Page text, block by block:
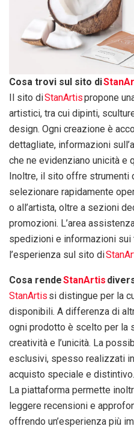
Cosa trovi sul sito di
Il sito diStanArtispropone
artistici, tra cui dipinti,
design. Ogni creazione è
dettagliate, informazioni
che ne evidenziano unicità e
Inoltre, il sito offre strumenti
selezionare rapidamente
o all’artista, oltre a sezioni
promozioni. L’area
spedizioni e informazioni sui
l’esperienza sul sito di
Cosa rendeStanArtis
StanArtis si distingue per la
disponibili. A differenza di
ogni prodotto è scelto per la
creatività e l’unicità. La
esclusivi, spesso realizzati
acquisto speciale e distintivo.
La piattaforma permette
leggere recensioni e
offrendo un’esperienza più